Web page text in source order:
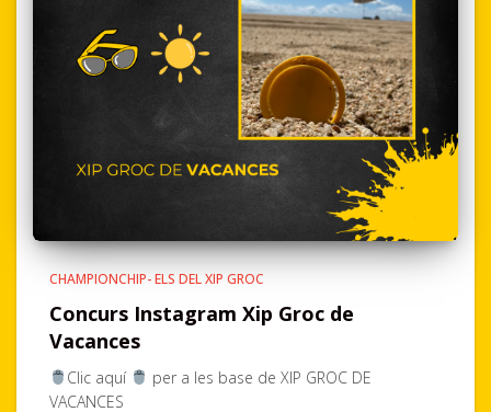
CHAMPIONCHIP- ELS DEL XIP GROC
Concurs Instagram Xip Groc de
Vacances
Clic aquí
per a les base de XIP GROC DE
VACANCES